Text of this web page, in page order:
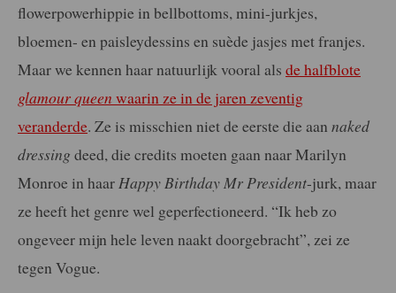
flowerpowerhippie in bellbottoms, mini-jurkjes,
bloemen- en paisleydessins en suède jasjes met franjes.
Maar we kennen haar natuurlijk vooral als de halfblote
glamour queen waarin ze in de jaren zeventig
veranderde. Ze is misschien niet de eerste die aan naked
dressing deed, die credits moeten gaan naar Marilyn
Monroe in haar Happy Birthday Mr President-jurk, maar
ze heeft het genre wel geperfectioneerd. “Ik heb zo
ongeveer mijn hele leven naakt doorgebracht”, zei ze
tegen Vogue.